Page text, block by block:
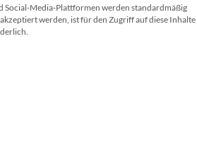
Firmware hinsichtlich der
um Ihre Flotte zu verwalten
den HP Color LaserJet
Sie Ihr Büro mit
Media-Plattformen werden standardmäßig
werden, ist für den Zugriff auf diese Inhalte